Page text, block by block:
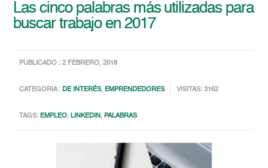
Las cinco palabras más utilizadas para
buscar trabajo en 2017
PUBLICADO : 2 FEBRERO, 2018
CATEGORIA :DE INTERÉS, EMPRENDEDORES VISITAS: 3162
TAGS: EMPLEO,LINKEDIN, PALABRAS